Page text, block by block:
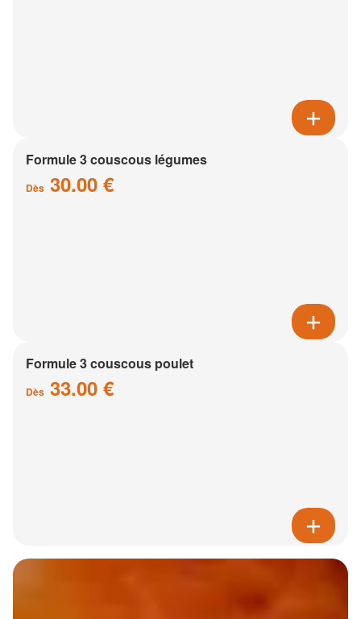
Formule 3 couscous légumes
Dès 30.00 €
Formule 3 couscous poulet
Dès 33.00 €